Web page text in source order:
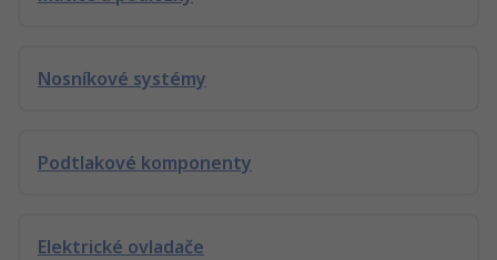
Nosníkové systémy
Podtlakové komponenty
Elektrické ovladače